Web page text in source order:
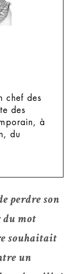
chef des
des
à
du
perdre son
du mot
souhaitait
un